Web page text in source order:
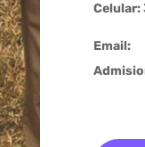
Celular:
Email: